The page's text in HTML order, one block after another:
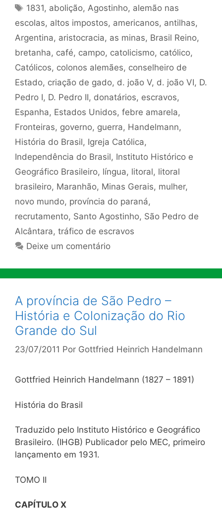
Tags
1831, abolição, Agostinho, alemão nas
escolas, altos impostos, americanos, antilhas,
Argentina, aristocracia, as minas, Brasil Reino,
bretanha, café, campo, catolicismo, católico,
Católicos, colonos alemães, conselheiro de
Estado, criação de gado, d. joão V, d. joão VI, D.
Pedro I, D. Pedro II, donatários, escravos,
Espanha, Estados Unidos, febre amarela,
Fronteiras, governo, guerra, Handelmann,
História do Brasil, Igreja Católica,
Independência do Brasil, Instituto Histórico e
Geográfico Brasileiro, língua, litoral, litoral
brasileiro, Maranhão, Minas Gerais, mulher,
novo mundo, província do paraná,
recrutamento, Santo Agostinho, São Pedro de
Alcântara, tráfico de escravos
Deixe um comentário
A província de São Pedro –
História e Colonização do Rio
Grande do Sul
23/07/2011 Por Gottfried Heinrich Handelmann
Gottfried Heinrich Handelmann (1827 – 1891)
História do Brasil
Traduzido pelo Instituto Histórico e Geográfico
Brasileiro. (IHGB) Publicador pelo MEC, primeiro
lançamento em 1931.
TOMO II
CAPÍTULO X